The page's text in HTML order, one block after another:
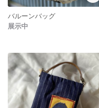
バルーンバッグ
展示中